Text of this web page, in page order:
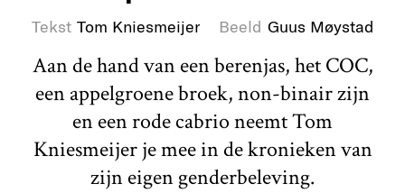
Tekst Tom Kniesmeijer Beeld Guus Møystad
Aan de hand van een berenjas, het COC,
een appelgroene broek, non-binair zijn
en een rode cabrio neemt Tom
Kniesmeijer je mee in de kronieken van
zijn eigen genderbeleving.